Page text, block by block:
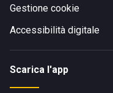
Gestione cookie
Accessibilità digitale
Scarica l'app